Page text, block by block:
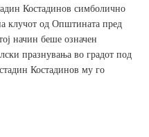
Костадинов симболично
клучот од Општината пред
начин беше означен
празнувања во градот под
Костадинов му го